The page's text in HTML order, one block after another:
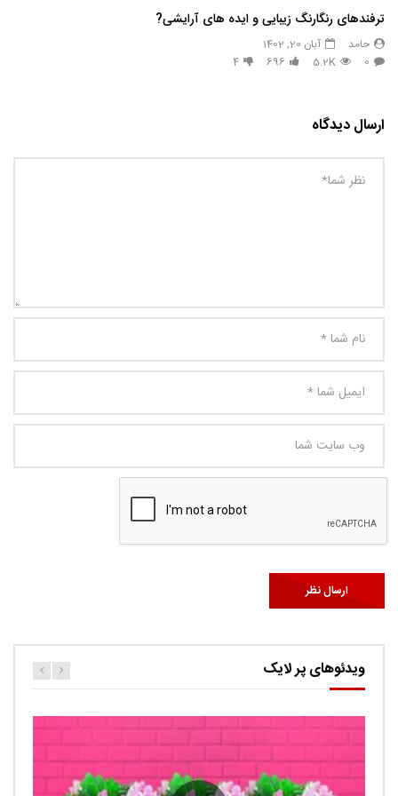
ترفندهای رنگارنگ زیبایی و ایده های آرایشی?
حامد
آبان 20, 1402
0
5.2K
696
4
ارسال دیدگاه
ویدئوهای پر لایک
کارتون اگنس این قسمت ربات ها
حامد 0.9K